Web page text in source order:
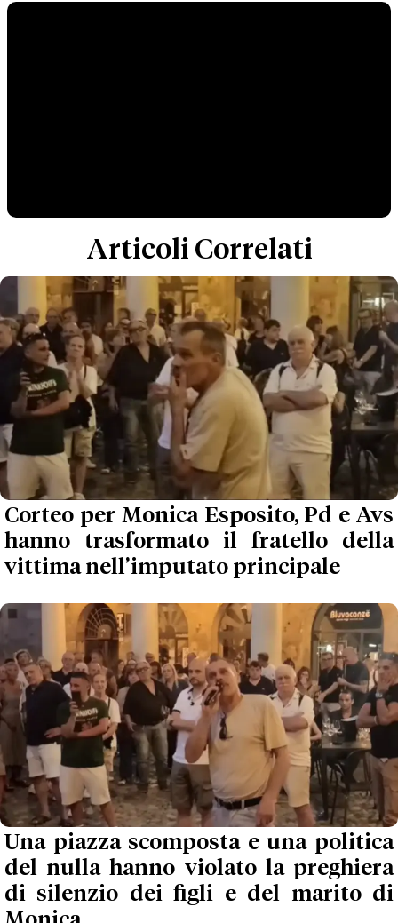
Articoli Correlati
Corteo per Monica Esposito, Pd e Avs
hanno trasformato il fratello della
vittima nell’imputato principale
Una piazza scomposta e una politica
del nulla hanno violato la preghiera
di silenzio dei figli e del marito di